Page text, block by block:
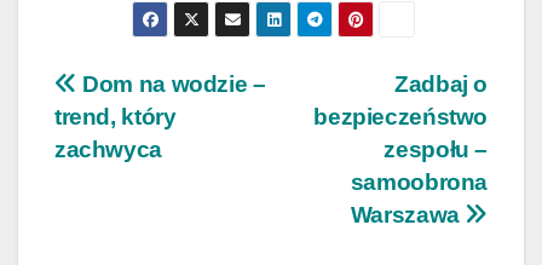
Nawigacja
wpisu
Zadbaj o
bezpieczeństwo
zespołu –
samoobrona
Warszawa
Dom na wodzie –
trend, który
zachwyca